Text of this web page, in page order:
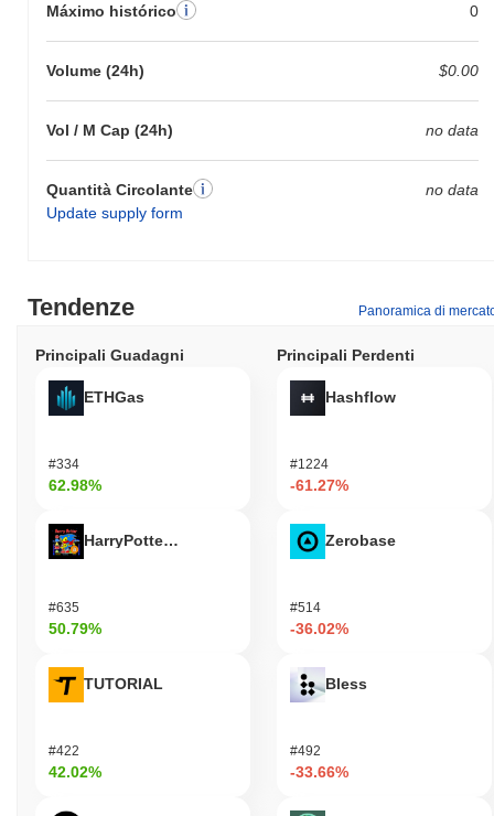
Máximo histórico 0
Volume (24h) $0.00
Vol / M Cap (24h) no data
Quantità Circolante
Update supply form
no data
Tendenze Panoramica di
Principali Guadagni
ETHGas
#334
62.98%
HarryPotterObamaSonic10Inu (ETH)
#635
50.79%
TUTORIAL
#422
42.02%
Principali Perdenti
Hashflow
#1224
-61.27%
Zerobase
#514
-36.02%
Bless
#492
-33.66%